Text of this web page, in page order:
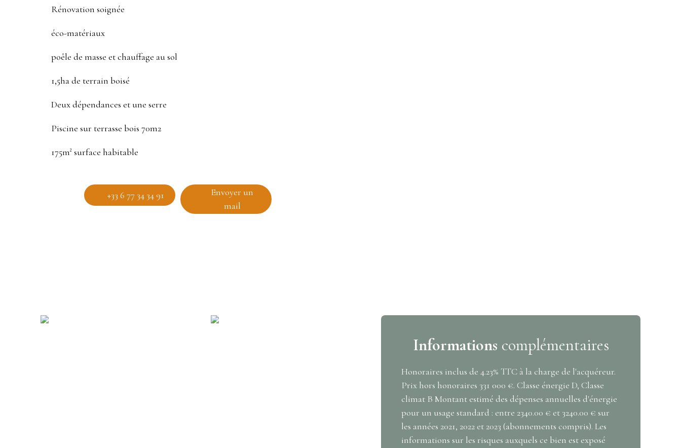
Rénovation soignée
éco-matériaux
poêle de masse et chauffage au sol
1,5ha de terrain boisé
Deux dépendances et une serre
Piscine sur terrasse bois 70m2
175m² surface habitable
+33 6 77 34 34 91
Envoyer un
mail
Informations complémentaires
Honoraires inclus de 4.23% TTC à la charge de l'acquéreur.
Prix hors honoraires 331 000 €. Classe énergie D, Classe
climat B Montant estimé des dépenses annuelles d'énergie
pour un usage standard : entre 2340.00 € et 3240.00 € sur
les années 2021, 2022 et 2023 (abonnements compris). Les
informations sur les risques auxquels ce bien est exposé